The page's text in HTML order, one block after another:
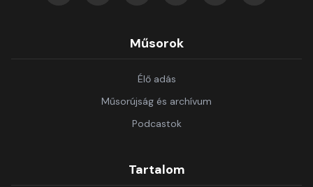
Műsorok
Élő adás
Műsorújság és archívum
Podcastok
Tartalom